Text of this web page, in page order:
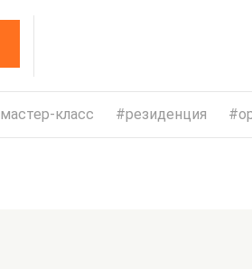
мастер-класс резиденция